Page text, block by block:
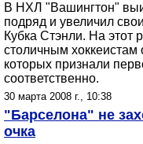
В НХЛ "Вашингтон"
подряд и увеличил
Кубка Стэнли. На этот
столичным хоккеистам
которых признали
соответственно.
30 марта 2008 г., 10:38
"Барселона" не
очка